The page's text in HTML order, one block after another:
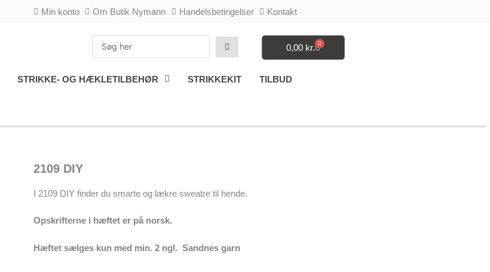
Min konto Om Butik Nymann Handelsbetingelser Kontakt
0,00 kr. 0
Kurv
STRIKKE- OG HÆKLETILBEHØR STRIKKEKIT TILBUD
2109 DIY
I 2109 DIY finder du smarte og lækre sweatre til hende.
Opskrifterne i hæftet er på norsk.
Hæftet sælges kun med min. 2 ngl. Sandnes garn